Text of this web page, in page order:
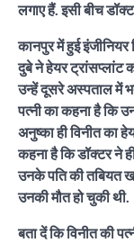
लगाए हैं. इसी बीच
कानपुर में हुई इंजीनियर
दुबे ने हेयर ट्रांसप्लांट
उन्हें दूसरे अस्पताल में
पत्नी का कहना है कि
अनुष्का ही विनीत का
कहना है कि डॉक्टर ने
उनके पति की तबियत
उनकी मौत हो चुकी थी.
बता दें कि विनीत की